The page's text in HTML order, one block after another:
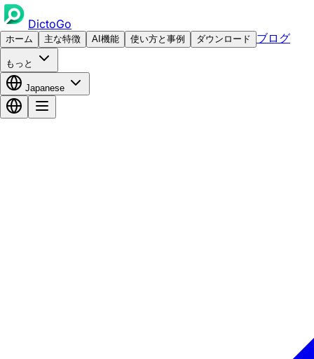
DictoGo
ホーム 主な特徴 AI機能 使い方と事例 ダウンロード ブログ
もっと
Japanese